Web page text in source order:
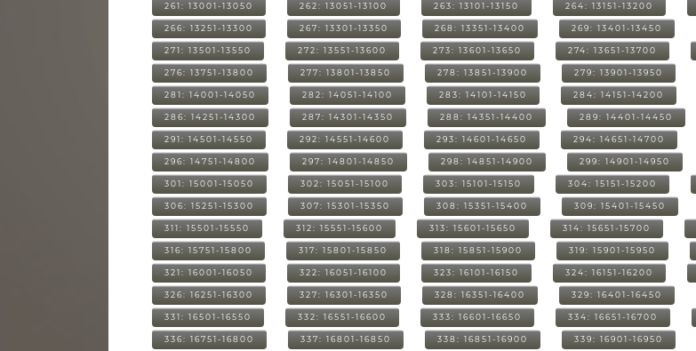
261: 13001-13050 262: 13051-13100 263: 13101-13150 264: 13151-13200
266: 13251-13300 267: 13301-13350 268: 13351-13400 269: 13401-13450
271: 13501-13550 272: 13551-13600 273: 13601-13650 274: 13651-13700
276: 13751-13800 277: 13801-13850 278: 13851-13900 279: 13901-13950
281: 14001-14050 282: 14051-14100 283: 14101-14150 284: 14151-14200
286: 14251-14300 287: 14301-14350 288: 14351-14400 289: 14401-14450
291: 14501-14550 292: 14551-14600 293: 14601-14650 294: 14651-14700
296: 14751-14800 297: 14801-14850 298: 14851-14900 299: 14901-14950
301: 15001-15050 302: 15051-15100 303: 15101-15150 304: 15151-15200
306: 15251-15300 307: 15301-15350 308: 15351-15400 309: 15401-15450
311: 15501-15550 312: 15551-15600 313: 15601-15650 314: 15651-15700
316: 15751-15800 317: 15801-15850 318: 15851-15900 319: 15901-15950
321: 16001-16050 322: 16051-16100 323: 16101-16150 324: 16151-16200
326: 16251-16300 327: 16301-16350 328: 16351-16400 329: 16401-16450
331: 16501-16550 332: 16551-16600 333: 16601-16650 334: 16651-16700
336: 16751-16800 337: 16801-16850 338: 16851-16900 339: 16901-16950